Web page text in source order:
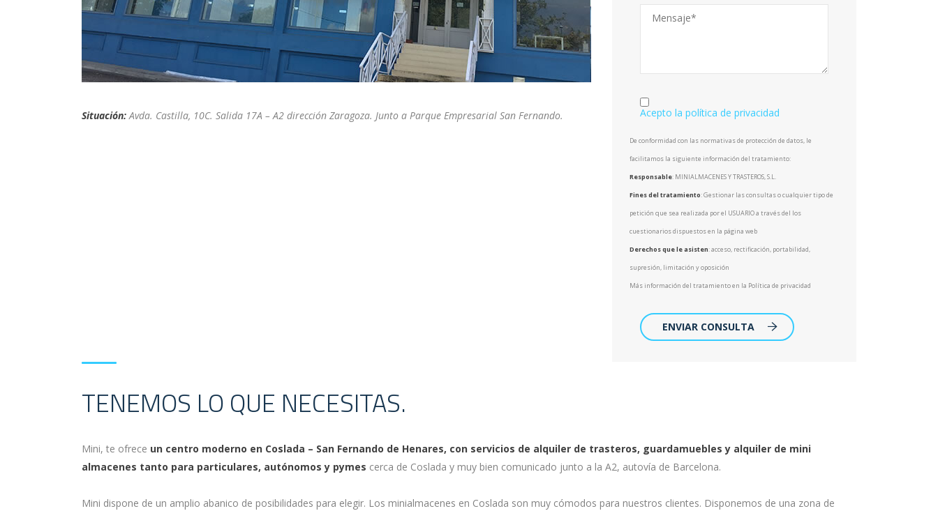
Situación:Avda. Castilla, 10C. Salida 17A – A2 dirección Zaragoza. Junto a Parque Empresarial San Fernando. Acepto la política de privacidad
De conformidad con las normativas de protección de datos, le
facilitamos la siguiente información del tratamiento:
Responsable: MINIALMACENES Y TRASTEROS, S.L.
Fines del tratamiento: Gestionar las consultas o cualquier tipo de
petición que sea realizada por el USUARIO a través del los
cuestionarios dispuestos en la página web
Derechos que le asisten: acceso, rectificación, portabilidad,
supresión, limitación y oposición
Más información del tratamiento en la Política de privacidad
ENVIAR CONSULTA
TENEMOS LO QUE NECESITAS.
Mini, te ofrece un centro moderno en Coslada – San Fernando de Henares, con servicios de alquiler de trasteros, guardamuebles y alquiler de mini
almacenes tanto para particulares, autónomos y pymes cerca de Coslada y muy bien comunicado junto a la A2, autovía de Barcelona.
Mini dispone de un amplio abanico de posibilidades para elegir. Los minialmacenes en Coslada son muy cómodos para nuestros clientes. Disponemos de una zona de